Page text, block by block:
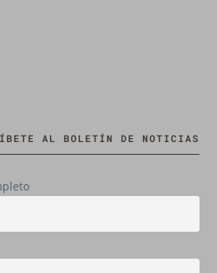
AL BOLETÍN DE NOTICIAS